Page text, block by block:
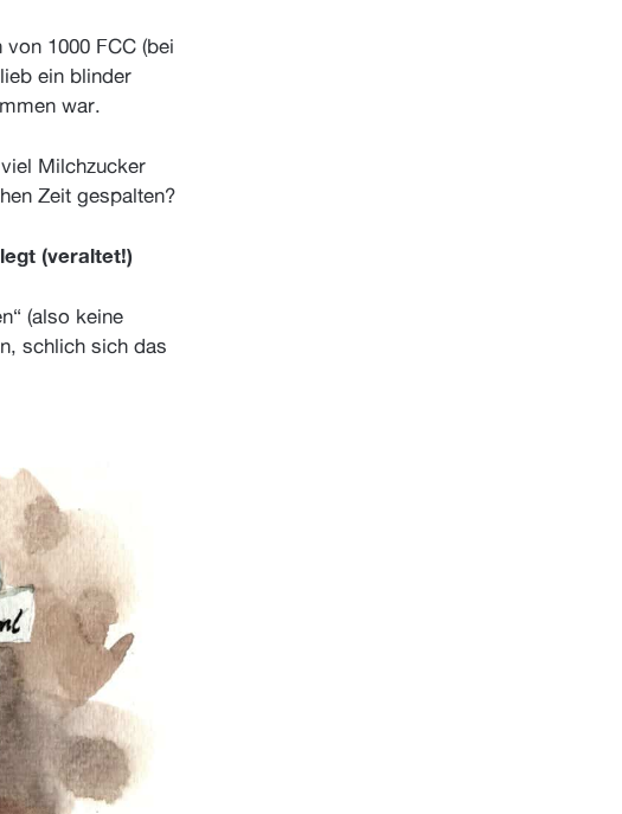
1000 FCC (bei
ein blinder
war.
Milchzucker
Zeit gespalten?
(veraltet!)
(also keine
schlich sich das